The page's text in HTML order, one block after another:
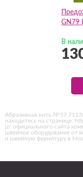
GN79
В
Абразивная нить №57
находитесь на странице:
jz/ официального сайта
швейное оборудование от
и швейную фурнитуру в